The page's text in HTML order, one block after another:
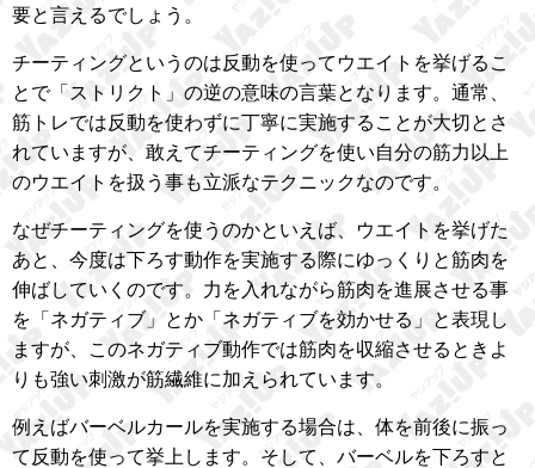
要と言えるでしょう。
チーティングというのは反動を使ってウエイトを挙げるこ
とで「ストリクト」の逆の意味の言葉となります。通常、
筋トレでは反動を使わずに丁寧に実施することが大切とさ
れていますが、敢えてチーティングを使い自分の筋力以上
のウエイトを扱う事も立派なテクニックなのです。
なぜチーティングを使うのかといえば、ウエイトを挙げた
あと、今度は下ろす動作を実施する際にゆっくりと筋肉を
伸ばしていくのです。力を入れながら筋肉を進展させる事
を「ネガティブ」とか「ネガティブを効かせる」と表現し
ますが、このネガティブ動作では筋肉を収縮させるときよ
りも強い刺激が筋繊維に加えられています。
例えばバーベルカールを実施する場合は、体を前後に振っ
て反動を使って挙上します。そして、バーベルを下ろすと